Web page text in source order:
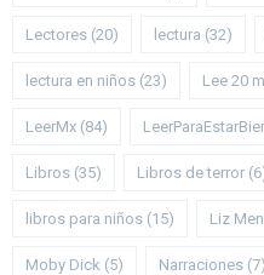
Lectores (20) lectura (32)
lectura en niños (23) Lee 20
LeerMx (84)
Libros (35) Libros de terror
libros para niños (15) Liz
Moby Dick (5) Narraciones (7)